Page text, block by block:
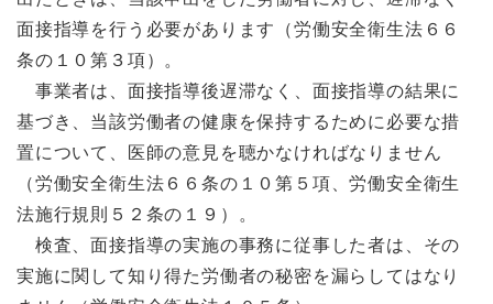
面接指導を行う必要があります（労働安全衛生法６６
条の１０第３項）。
事業者は、面接指導後遅滞なく、面接指導の結果に
基づき、当該労働者の健康を保持するために必要な措
置について、医師の意見を聴かなければなりません
（労働安全衛生法６６条の１０第５項、労働安全衛生
法施行規則５２条の１９）。
検査、面接指導の実施の事務に従事した者は、その
実施に関して知り得た労働者の秘密を漏らしてはなり